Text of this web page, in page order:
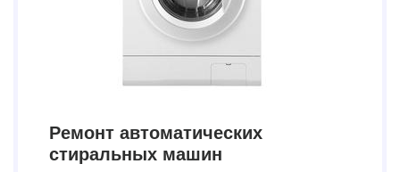
Ремонт автоматических
стиральных машин